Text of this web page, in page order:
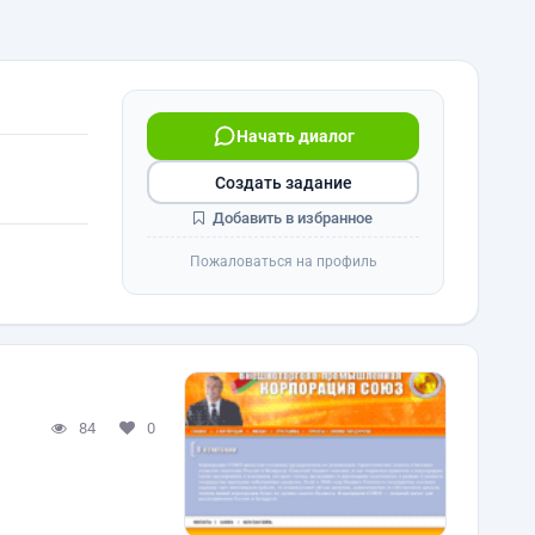
Начать диалог
Создать задание
Добавить в избранное
Пожаловаться на профиль
84 0